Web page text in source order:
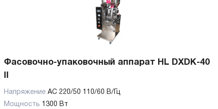
Фасовочно-упаковочный аппарат HL DXDK-40
Напряжение AC 220/50 110/60 В/Гц
Мощность 1300 Вт